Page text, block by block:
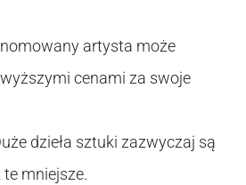
artysta może
cenami za swoje
dzieła sztuki zazwyczaj są
mniejsze.